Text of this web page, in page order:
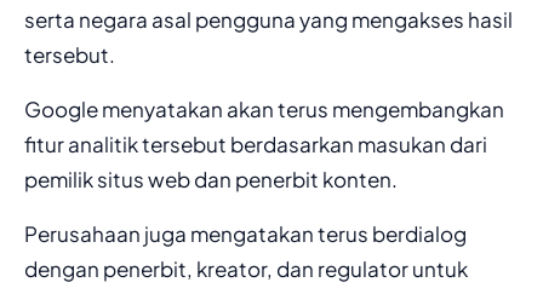
serta negara asal pengguna yang mengakses hasil
tersebut.
Google menyatakan akan terus mengembangkan
fitur analitik tersebut berdasarkan masukan dari
pemilik situs web dan penerbit konten.
Perusahaan juga mengatakan terus berdialog
dengan penerbit, kreator, dan regulator untuk